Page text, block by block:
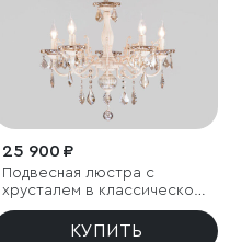
25 900 ₽
Подвесная люстра с
хрусталем в классическом
стиле
КУПИТЬ